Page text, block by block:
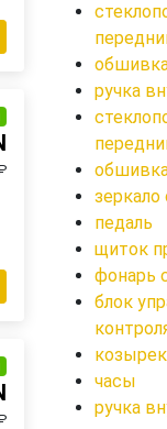
ручка
зеркало
педаль
щиток
фонарь
блок
часы
ручка